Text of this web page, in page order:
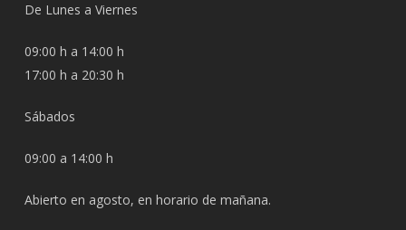
De Lunes a Viernes
09:00 h a 14:00 h
17:00 h a 20:30 h
Sábados
09:00 a 14:00 h
Abierto en agosto, en horario de mañana.